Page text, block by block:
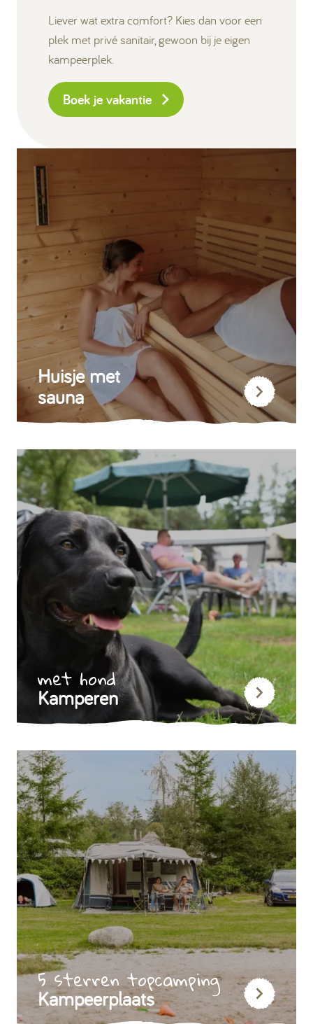
Huisje met
sauna
met hond
Kamperen
5 sterren topcamping
Kampeerplaats
Liever wat extra comfort? Kies dan voor een
plek met privé sanitair, gewoon bij je eigen
kampeerplek.
Boek je vakantie